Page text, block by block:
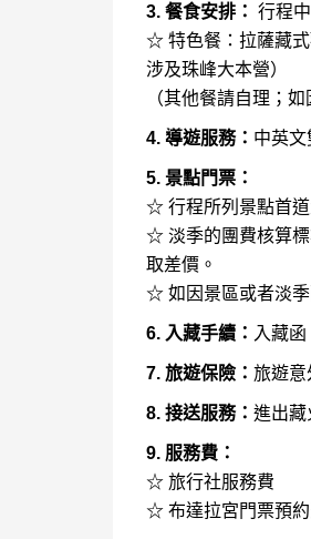
3. 餐食安排： 行程
☆ 特色餐：拉薩藏式
涉及珠峰大本營）
（其他餐請自理；
4. 導遊服務： 中英
5. 景點門票：
☆ 行程所列景點首道
☆ 淡季的團費核算標
取差價。
☆ 如因景區或者淡季
6. 入藏手續： 入藏
7. 旅遊保險： 旅遊意
8. 接送服務： 進出藏
9. 服務費：
☆ 旅行社服務費
☆ 布達拉宮門票預